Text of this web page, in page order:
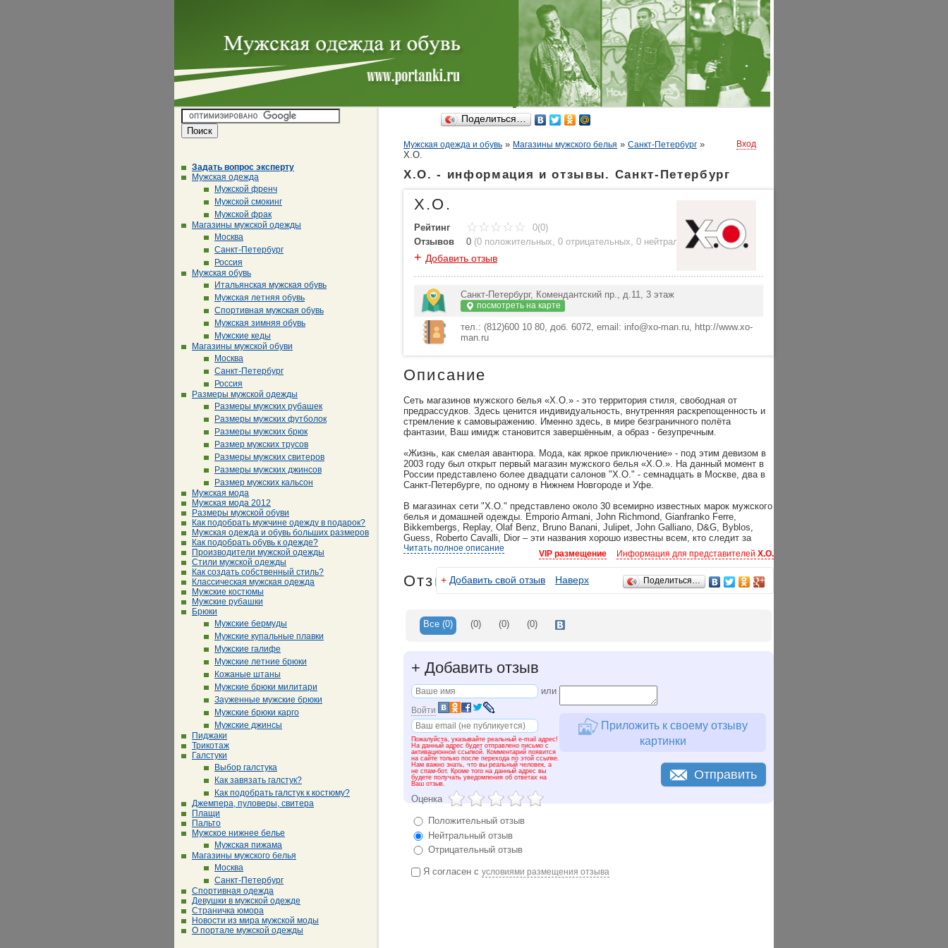
Задать вопрос эксперту
Мужская одежда
Мужской френч
Мужской смокинг
Мужской фрак
Магазины мужской одежды
Москва
Санкт-Петербург
Россия
Мужская обувь
Итальянская мужская обувь
Мужская летняя обувь
Спортивная мужская обувь
Мужская зимняя обувь
Мужские кеды
Магазины мужской обуви
Москва
Санкт-Петербург
Россия
Размеры мужской одежды
Размеры мужских рубашек
Размеры мужских футболок
Размеры мужских брюк
Размер мужских трусов
Размеры мужских свитеров
Размеры мужских джинсов
Размер мужских кальсон
Мужская мода
Мужская мода 2012
Размеры мужской обуви
Как подобрать мужчине одежду в подарок?
Мужская одежда и обувь больших размеров
Как подобрать обувь к одежде?
Производители мужской одежды
Стили мужской одежды
Как создать собственный стиль?
Классическая мужская одежда
Мужские костюмы
Мужские рубашки
Брюки
Мужские бермуды
Мужские купальные плавки
Мужские галифе
Мужские летние брюки
Кожаные штаны
Мужские брюки милитари
Зауженные мужские брюки
Мужские брюки карго
Мужские джинсы
Пиджаки
Трикотаж
Галстуки
Выбор галстука
Как завязать галстук?
Как подобрать галстук к костюму?
Джемпера, пуловеры, свитера
Плащи
Пальто
Мужское нижнее белье
Мужская пижама
Магазины мужского белья
Москва
Санкт-Петербург
Спортивная одежда
Девушки в мужской одежде
Страничка юмора
Новости из мира мужской моды
О портале мужской одежды
Поделиться…
Мужская одежда и обувь » Магазины мужского белья » Санкт-Петербург »
Х.О.
Вход
Х.О. - информация и отзывы. Санкт-Петербург
Х.О.
Рейтинг
0(0)
Отзывов
0 (0 положительных, 0 отрицательных, 0 нейтральных)
+ Добавить отзыв
Санкт-Петербург, Комендантский пр., д.11, 3 этаж
посмотреть на карте
тел.: (812)600 10 80, доб. 6072, email: info@xo-man.ru, http://www.xo-
man.ru
Описание
Сеть магазинов мужского белья «Х.О.» - это территория стиля, свободная от
предрассудков. Здесь ценится индивидуальность, внутренняя раскрепощенность и
стремление к самовыражению. Именно здесь, в мире безграничного полёта
фантазии, Ваш имидж становится завершённым, а образ - безупречным.
«Жизнь, как смелая авантюра. Мода, как яркое приключение» - под этим девизом в
2003 году был открыт первый магазин мужского белья «Х.О.». На данный момент в
России представлено более двадцати салонов "X.O." - семнадцать в Москве, два в
Санкт-Петербурге, по одному в Нижнем Новгороде и Уфе.
В магазинах сети "X.O." представлено около 30 всемирно известных марок мужского
белья и домашней одежды. Emporio Armani, John Richmond, Gianfranko Ferre,
Bikkembergs, Replay, Olaf Benz, Bruno Banani, Julipet, John Galliano, D&G, Byblos,
Guess, Roberto Cavalli, Dior – эти названия хорошо известны всем, кто следит за
последними тенденциями моды и примеряет их на себя.
Сеть магазинов мужского белья «Х.О.» - это философия оригинального стиля и
исключительного вкуса.
Читать полное описание
VIP размещение Информация для представителей Х.О.
Отзывы
+ Добавить свой отзыв Наверх Поделиться…
Все (0) (0) (0) (0)
+ Добавить отзыв
или
Войти
Пожалуйста, указывайте реальный e-mail адрес!
На данный адрес будет отправлено письмо с
активационной ссылкой. Комментарий появится
на сайте только после перехода по этой ссылке.
Нам важно знать, что вы реальный человек, а
не спам-бот. Кроме того на данный адрес вы
будете получать уведомления об ответах на
Ваш отзыв.
Оценка
Положительный отзыв
Нейтральный отзыв
Отрицательный отзыв
Приложить к своему отзыву
картинки
Я согласен с условиями размещения отзыва
Отправить